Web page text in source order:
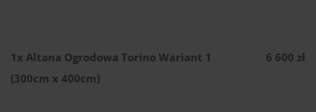
1x Altana Ogrodowa Torino Wariant 1
(300cm x 400cm)
6 600 zł